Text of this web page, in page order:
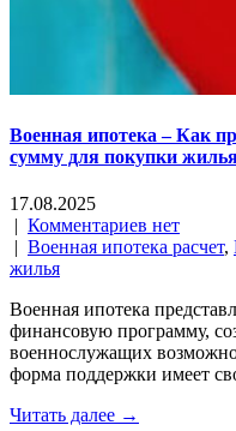
Военная ипотека – Как
сумму для покупки
17.08.2025
| Комментариев нет
| Военная ипотека расчет,
жилья
Военная ипотека
финансовую программу,
военнослужащих
форма поддержки имеет
Читать далее →